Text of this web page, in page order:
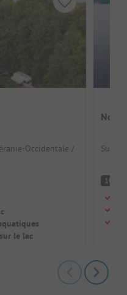
Occidentale /
le lac
10